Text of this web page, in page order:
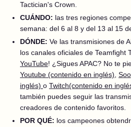
Tactician's Crown.
CUÁNDO: las tres regiones
semana: del 6 al 8 y del 13 al 15
DÓNDE: Ve las transmisiones de
los canales oficiales de Teamfight
YouTube! ¿Sigues APAC? No te
Youtube (contenido en inglés)
inglés) o Twitch(contenido en
también puedes seguir las
creadores de contenido favoritos.
POR QUÉ: los campeones